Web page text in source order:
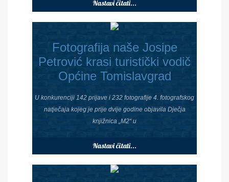
Nastavi čitati...
Fotografija naše Josipe
Petrović krasi turistički vodič
Općine Tomislavgrad
U konkurenciji 142 prijave i 232 fotografije 4. fotografskog
natječaja kojeg je prije dvije godine objavila Dječja
knjižnica „M2“ u
Nastavi čitati...